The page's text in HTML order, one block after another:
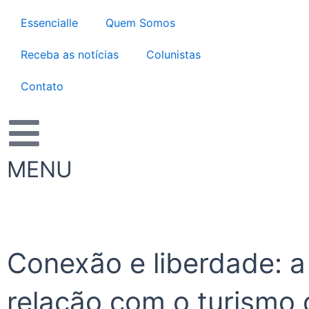
para
conteúdo
Essencialle Quem Somos
Receba as notícias Colunistas
Contato
MENU
Conexão e liberdade:
relação com o turismo